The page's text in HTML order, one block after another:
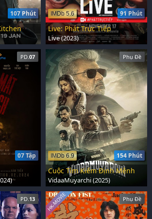
107 Phút 91 Phút
IMDb 5.6
Live: Phát Trực Tiếp
Live (2023)
PD.07
07 Tập
Phụ Đề
154 Phút
IMDb 6.9
Cuộc Tìm Kiếm Định Mệnh
VidaaMuyarchi (2025)
PD.13 Phụ Đề
HK-MOVIE